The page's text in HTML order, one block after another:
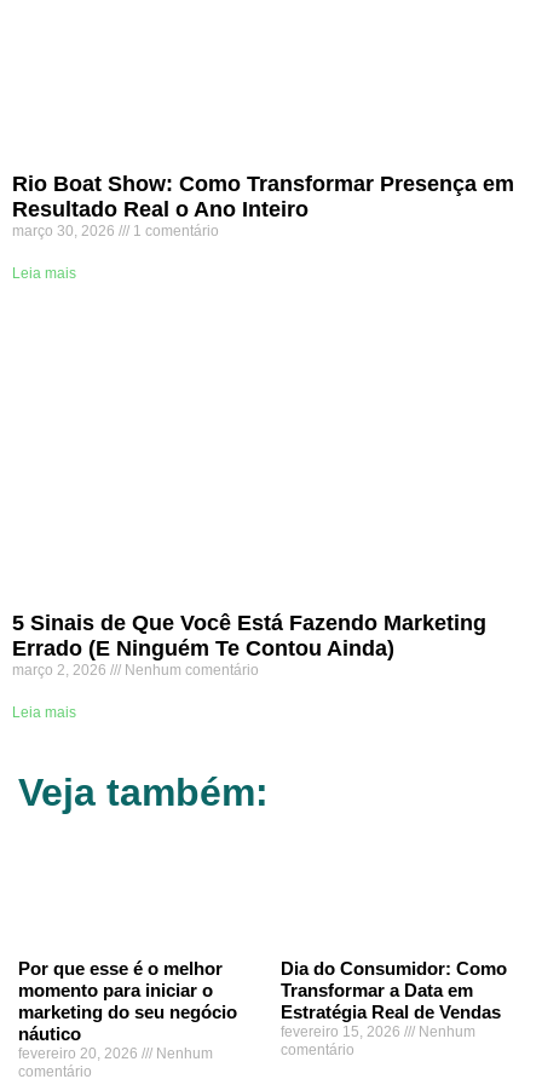
Rio Boat Show: Como Transformar Presença em
Resultado Real o Ano Inteiro
março 30, 2026 1 comentário
Leia mais
5 Sinais de Que Você Está Fazendo Marketing
Errado (E Ninguém Te Contou Ainda)
março 2, 2026 Nenhum comentário
Leia mais
Veja também:
Por que esse é o melhor
momento para iniciar o
marketing do seu negócio
náutico
fevereiro 20, 2026
Nenhum
comentário
Dia do Consumidor: Como
Transformar a Data em
Estratégia Real de Vendas
fevereiro 15, 2026
Nenhum
comentário